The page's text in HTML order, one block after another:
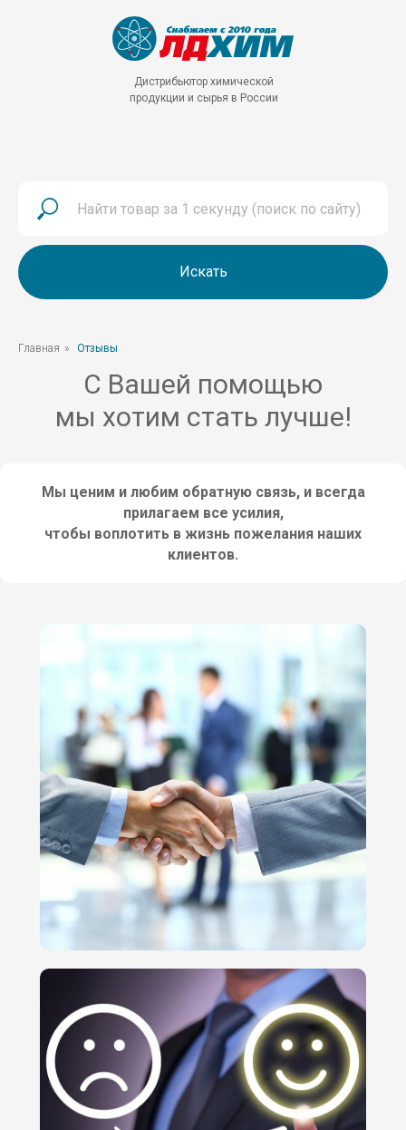
Дистрибьютор химической
продукции и сырья в России
Искать
Главная » Отзывы
С Вашей помощью
мы хотим стать лучше!
Мы ценим и любим обратную связь, и всегда
прилагаем все усилия,
чтобы воплотить в жизнь пожелания наших
клиентов.